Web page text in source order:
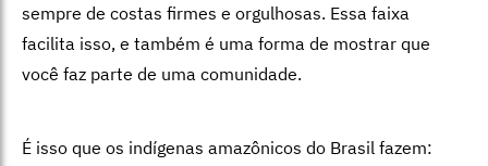
sempre de costas firmes e orgulhosas. Essa faixa
facilita isso, e também é uma forma de mostrar que
você faz parte de uma comunidade.
É isso que os indígenas amazônicos do Brasil fazem: